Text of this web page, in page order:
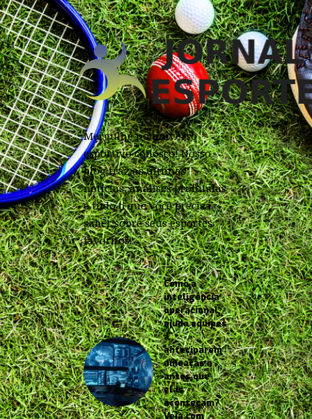
Mergulhe no universo
esportivo conosco! Nosso
blog traz as últimas
notícias, análises profundas
e tudo o que você precisa
saber sobre seus esportes
favoritos.
Como a
inteligência
operacional
ajuda equipes
a
anteciparem
ameaças
antes que
elas
aconteçam?
Veja com